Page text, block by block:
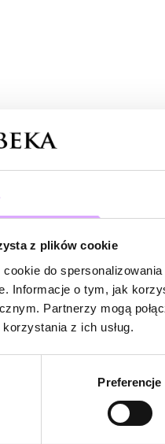
z plików cookie
do
Informacje o tym, jak
Partnerzy mogą
z ich usług.
Preferencje
nowościami i promocjami!